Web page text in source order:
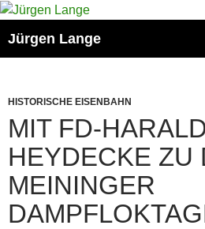
Zum
springen
Jürgen Lange
HISTORISCHE EISENBAHN
MIT FD-
HEYDECKE ZU
MEININGER